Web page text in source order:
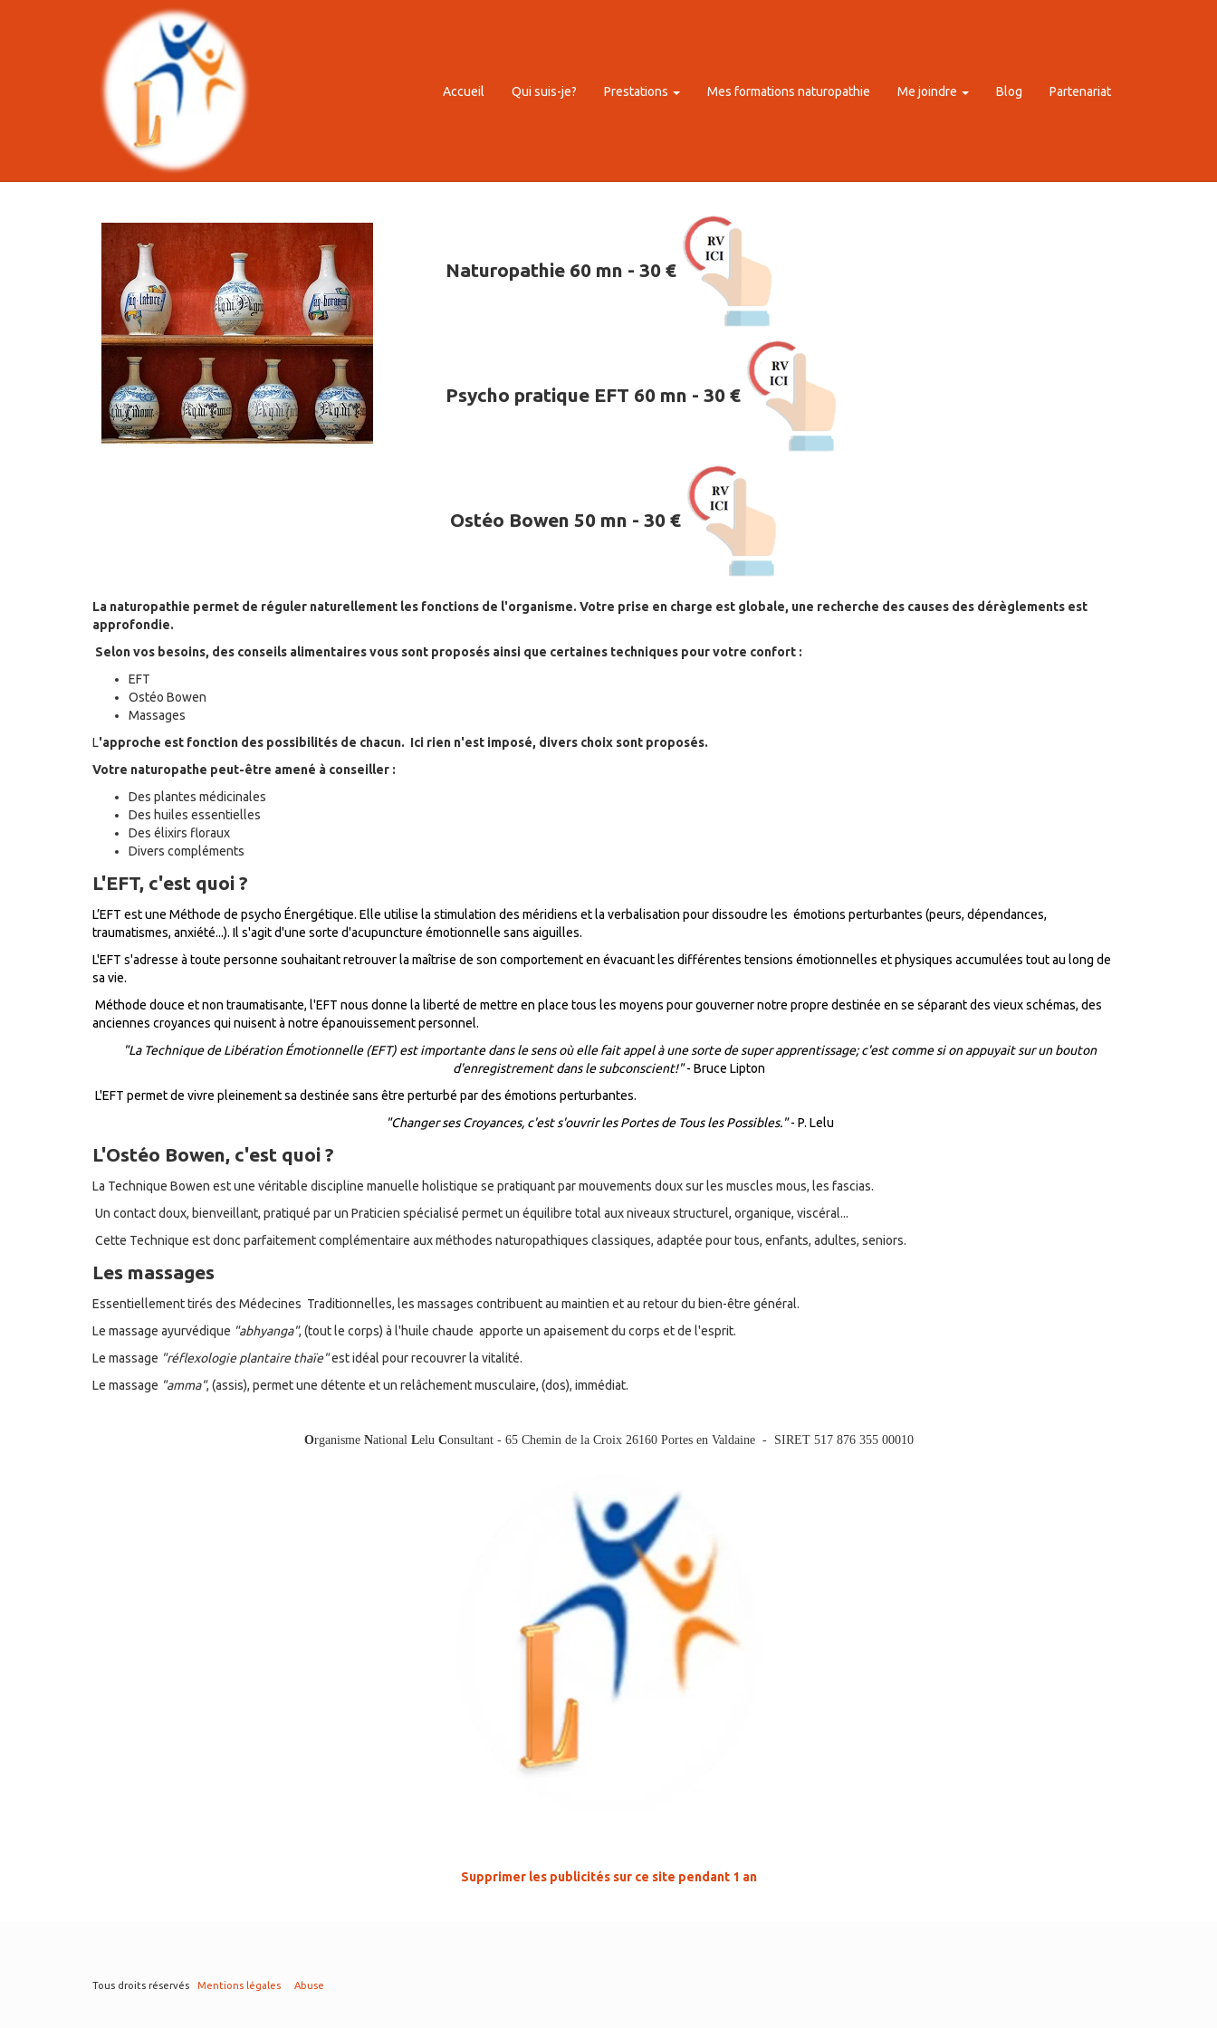
Accueil Qui suis-je? Prestations Mes formations naturopathie Me joindre Blog Partenariat
Naturopathie 60 mn - 30 €
Psycho pratique EFT 60 mn - 30 €
Ostéo Bowen 50 mn - 30 €
La naturopathie permet de réguler naturellement les fonctions de l'organisme. Votre prise en charge est globale, une recherche des causes des dérèglements est
approfondie.
Selon vos besoins, des conseils alimentaires vous sont proposés ainsi que certaines techniques pour votre confort :
EFT
Ostéo Bowen
Massages
L'approche est fonction des possibilités de chacun. Ici rien n'est imposé, divers choix sont proposés.
Votre naturopathe peut-être amené à conseiller :
Des plantes médicinales
Des huiles essentielles
Des élixirs floraux
Divers compléments
L'EFT, c'est quoi ?
L’EFT est une Méthode de psycho Énergétique. Elle utilise la stimulation des méridiens et la verbalisation pour dissoudre les émotions perturbantes (peurs, dépendances,
traumatismes, anxiété...). Il s'agit d'une sorte d'acupuncture émotionnelle sans aiguilles.
L'EFT s'adresse à toute personne souhaitant retrouver la maîtrise de son comportement en évacuant les différentes tensions émotionnelles et physiques accumulées tout au long de
sa vie.
Méthode douce et non traumatisante, l'EFT nous donne la liberté de mettre en place tous les moyens pour gouverner notre propre destinée en se séparant des vieux schémas, des
anciennes croyances qui nuisent à notre épanouissement personnel.
"La Technique de Libération Émotionnelle (EFT) est importante dans le sens où elle fait appel à une sorte de super apprentissage; c'est comme si on appuyait sur un bouton
d'enregistrement dans le subconscient!"- Bruce Lipton
L'EFT permet de vivre pleinement sa destinée sans être perturbé par des émotions perturbantes.
"Changer ses Croyances, c'est s'ouvrir les Portes de Tous les Possibles."- P. Lelu
L'Ostéo Bowen, c'est quoi ?
La Technique Bowen est une véritable discipline manuelle holistique se pratiquant par mouvements doux sur les muscles mous, les fascias.
Un contact doux, bienveillant, pratiqué par un Praticien spécialisé permet un équilibre total aux niveaux structurel, organique, viscéral...
Cette Technique est donc parfaitement complémentaire aux méthodes naturopathiques classiques, adaptée pour tous, enfants, adultes, seniors.
Les massages
Essentiellement tirés des Médecines Traditionnelles, les massages contribuent au maintien et au retour du bien-être général.
Le massage ayurvédique "abhyanga", (tout le corps) à l'huile chaude apporte un apaisement du corps et de l'esprit.
Le massage "réflexologie plantaire thaïe"est idéal pour recouvrer la vitalité.
Le massage "amma", (assis), permet une détente et un relâchement musculaire, (dos), immédiat.
Organisme National Lelu Consultant - 65 Chemin de la Croix 26160 Portes en Valdaine - SIRET 517 876 355 00010
Supprimer les publicités sur ce site pendant 1 an
Tous droits réservés Mentions légales Abuse